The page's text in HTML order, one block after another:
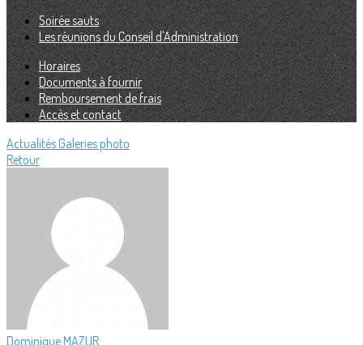
Soirée sauts
Les réunions du Conseil d'Administration
Horaires
Documents à fournir
Remboursement de frais
Accès et contact
Actualités Galeries photo
Retour
Dominique MAZUR